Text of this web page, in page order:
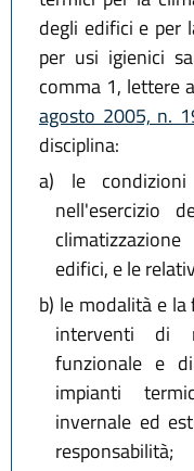
degli edifici e per
per usi igienici
comma 1, lettere
agosto 2005, n.
disciplina:
a) le
nell'esercizio
edifici, e le
b) le modalità e la
interventi di
funzionale e
impianti
invernale ed
responsabilità;